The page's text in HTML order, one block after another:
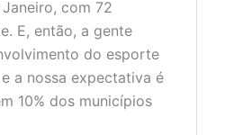
com 72
E, então, a gente
do esporte
a nossa expectativa é
10% dos municípios